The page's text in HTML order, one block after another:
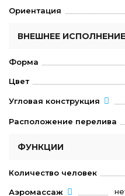
Ориентация
ВНЕШНЕЕ ИСПОЛНЕНИЕ
Форма
Цвет
Угловая конструкция
Расположение перелива
ФУНКЦИИ
Количество человек
Аэромассаж